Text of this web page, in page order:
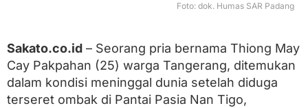
e
e
t
O
Foto: dok. Humas SAR Padang
Sakato.co.id – Seorang pria bernama Thiong May
Cay Pakpahan (25) warga Tangerang, ditemukan
dalam kondisi meninggal dunia setelah diduga
terseret ombak di Pantai Pasia Nan Tigo,